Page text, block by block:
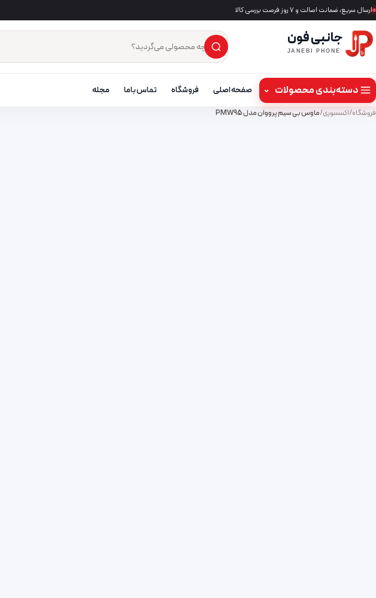
ارسال سریع، ضمانت اصالت و ۷ روز فرصت بررسی کالا
جانبی فون
JANEBI PHONE جست‌وجوی محصول
×
دسته‌بندی محصولات ⌄ صفحه اصلی فروشگاه تماس باما مجله
فروشگاه/اکسسوری/ماوس بی‌ سیم پرووان مدل PMW95